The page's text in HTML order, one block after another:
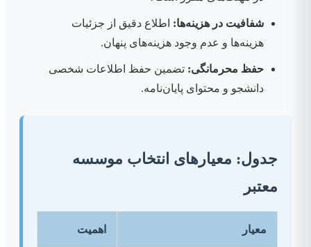
شفافیت در هزینه‌ها: اطلاع دقیق از جزئیات
هزینه‌ها و عدم وجود هزینه‌های پنهان.
حفظ محرمانگی: تضمین حفظ اطلاعات شخصی
دانشجو و محتوای پایان‌نامه.
جدول: معیارهای انتخاب موسسه
معتبر
معیار اهمیت